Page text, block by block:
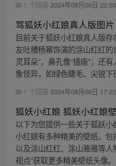
1 个回答 2024年08月09日 22:53
骂狐妖小红娘真人版图片
目前关于狐妖小红娘真人版
友吐槽杨幂饰演的涂山红红
灵耳朵”，鼻孔像“插座”；还
象怪异，如绿色睫毛、尖锐
1 个回答 2024年08月06日 17:22
狐妖小红娘 狐妖小红娘
以下为您提供一些关于狐妖
小红娘有多种精美的壁纸，包
以及涂山红红、涂山雅雅等
视点”获取更多精美壁纸头像